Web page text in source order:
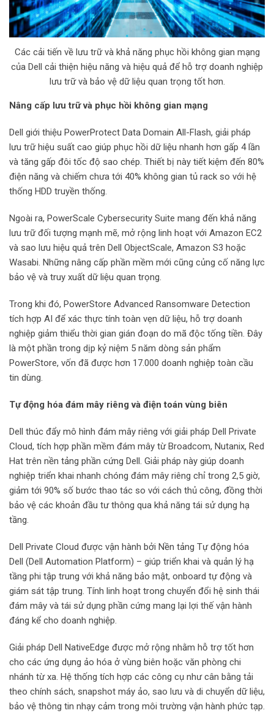
Các cải tiến về lưu trữ và khả năng phục hồi không gian mạng
của Dell cải thiện hiệu năng và hiệu quả để hỗ trợ doanh nghiệp
lưu trữ và bảo vệ dữ liệu quan trọng tốt hơn.
Nâng cấp lưu trữ và phục hồi không gian mạng
Dell giới thiệu PowerProtect Data Domain All-Flash, giải pháp
lưu trữ hiệu suất cao giúp phục hồi dữ liệu nhanh hơn gấp 4 lần
và tăng gấp đôi tốc độ sao chép. Thiết bị này tiết kiệm đến 80%
điện năng và chiếm chưa tới 40% không gian tủ rack so với hệ
thống HDD truyền thống.
Ngoài ra, PowerScale Cybersecurity Suite mang đến khả năng
lưu trữ đối tượng mạnh mẽ, mở rộng linh hoạt với Amazon EC2
và sao lưu hiệu quả trên Dell ObjectScale, Amazon S3 hoặc
Wasabi. Những nâng cấp phần mềm mới cũng củng cố năng lực
bảo vệ và truy xuất dữ liệu quan trọng.
Trong khi đó, PowerStore Advanced Ransomware Detection
tích hợp AI để xác thực tính toàn vẹn dữ liệu, hỗ trợ doanh
nghiệp giảm thiểu thời gian gián đoạn do mã độc tống tiền. Đây
là một phần trong dịp kỷ niệm 5 năm dòng sản phẩm
PowerStore, vốn đã được hơn 17.000 doanh nghiệp toàn cầu
tin dùng.
Tự động hóa đám mây riêng và điện toán vùng biên
Dell thúc đẩy mô hình đám mây riêng với giải pháp Dell Private
Cloud, tích hợp phần mềm đám mây từ Broadcom, Nutanix, Red
Hat trên nền tảng phần cứng Dell. Giải pháp này giúp doanh
nghiệp triển khai nhanh chóng đám mây riêng chỉ trong 2,5 giờ,
giảm tới 90% số bước thao tác so với cách thủ công, đồng thời
bảo vệ các khoản đầu tư thông qua khả năng tái sử dụng hạ
tầng.
Dell Private Cloud được vận hành bởi Nền tảng Tự động hóa
Dell (Dell Automation Platform) – giúp triển khai và quản lý hạ
tầng phi tập trung với khả năng bảo mật, onboard tự động và
giám sát tập trung. Tính linh hoạt trong chuyển đổi hệ sinh thái
đám mây và tái sử dụng phần cứng mang lại lợi thế vận hành
đáng kể cho doanh nghiệp.
Giải pháp Dell NativeEdge được mở rộng nhằm hỗ trợ tốt hơn
cho các ứng dụng ảo hóa ở vùng biên hoặc văn phòng chi
nhánh từ xa. Hệ thống tích hợp các công cụ như cân bằng tải
theo chính sách, snapshot máy ảo, sao lưu và di chuyển dữ liệu,
bảo vệ thông tin nhạy cảm trong môi trường vận hành phức tạp.